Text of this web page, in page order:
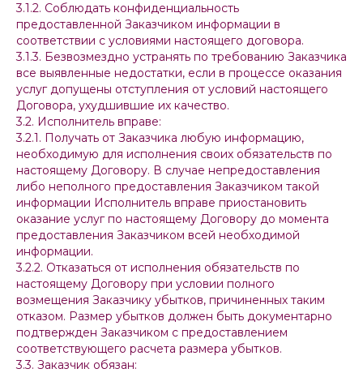
3.1.2. Соблюдать конфиденциальность
предоставленной Заказчиком информации в
соответствии с условиями настоящего договора.
3.1.3. Безвозмездно устранять по требованию Заказчика
все выявленные недостатки, если в процессе оказания
услуг допущены отступления от условий настоящего
Договора, ухудшившие их качество.
3.2. Исполнитель вправе:
3.2.1. Получать от Заказчика любую информацию,
необходимую для исполнения своих обязательств по
настоящему Договору. В случае непредоставления
либо неполного предоставления Заказчиком такой
информации Исполнитель вправе приостановить
оказание услуг по настоящему Договору до момента
предоставления Заказчиком всей необходимой
информации.
3.2.2. Отказаться от исполнения обязательств по
настоящему Договору при условии полного
возмещения Заказчику убытков, причиненных таким
отказом. Размер убытков должен быть документарно
подтвержден Заказчиком с предоставлением
соответствующего расчета размера убытков.
3.3. Заказчик обязан: